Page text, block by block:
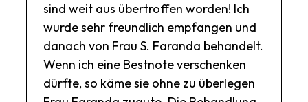
sind weit aus übertroffen worden! Ich
wurde sehr freundlich empfangen und
danach von Frau S. Faranda behandelt.
Wenn ich eine Bestnote verschenken
dürfte, so käme sie ohne zu überlegen